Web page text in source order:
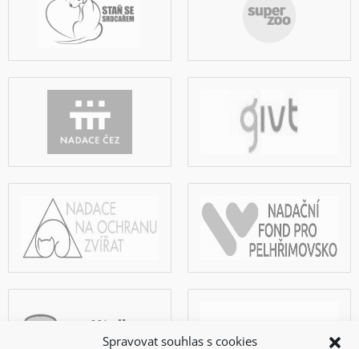
Spravovat souhlas s cookies